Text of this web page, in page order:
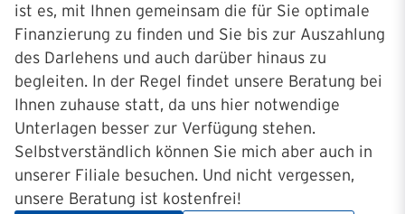
ist es, mit Ihnen gemeinsam die für Sie optimale
Finanzierung zu finden und Sie bis zur Auszahlung
des Darlehens und auch darüber hinaus zu
begleiten. In der Regel findet unsere Beratung bei
Ihnen zuhause statt, da uns hier notwendige
Unterlagen besser zur Verfügung stehen.
Selbstverständlich können Sie mich aber auch in
unserer Filiale besuchen. Und nicht vergessen,
unsere Beratung ist kostenfrei!